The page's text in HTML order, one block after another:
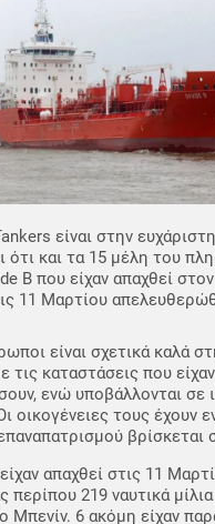
είναι στην
ότι και τα 15 μέλη του
B που είχαν απαχθεί
11 Μαρτίου
είναι σχετικά καλά
τις καταστάσεις που
ενώ υποβάλλονται σε
οικογένειες τους έχουν
βρίσκεται
είχαν απαχθεί στις 11
περίπου 219 ναυτικά
Μπενίν. 6 ακόμη είχαν